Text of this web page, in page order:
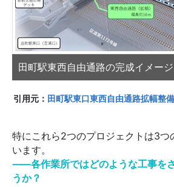
田町駅東西自由通路の完成イメー
引用元： 田町駅東口東西自由通路拡幅整
特にこれら2つのプロジェクトは3つ
います。
⸺各作業所ではどのような工事を
うか？